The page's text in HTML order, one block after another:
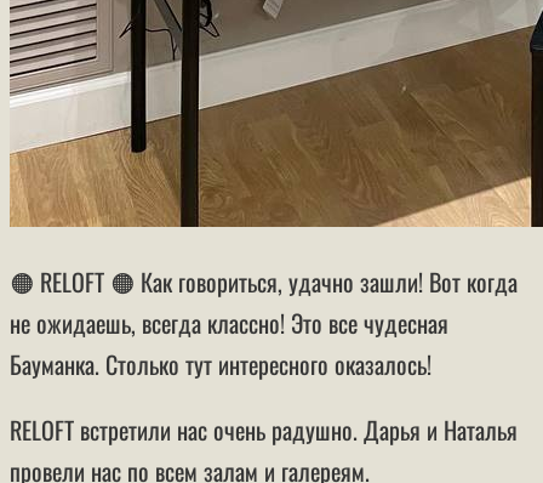
🟠 RELOFT 🟠 Как говориться, удачно зашли! Вот когда
не ожидаешь, всегда классно! Это все чудесная
Бауманка. Столько тут интересного оказалось!
RELOFT встретили нас очень радушно. Дарья и Наталья
провели нас по всем залам и галереям.